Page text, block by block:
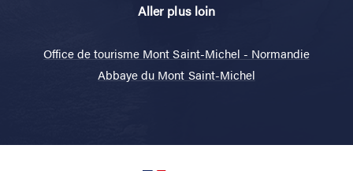
Aller plus loin
Office de tourisme Mont Saint-Michel - Normandie
Abbaye du Mont Saint-Michel